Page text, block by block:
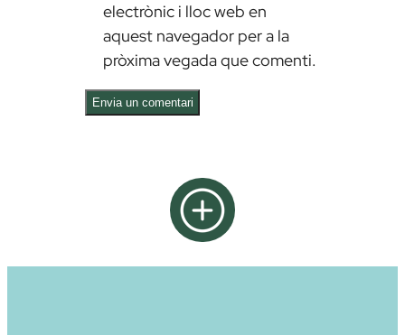
electrònic i lloc web en
aquest navegador per a la
pròxima vegada que comenti.